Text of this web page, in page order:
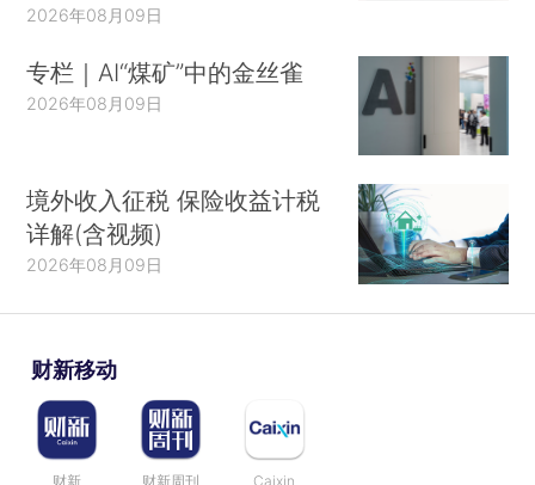
2026年08月09日
专栏｜AI“煤矿”中的金丝雀
2026年08月09日
境外收入征税 保险收益计税
详解(含视频)
2026年08月09日
财新移动
财新 财新周刊 Caixin